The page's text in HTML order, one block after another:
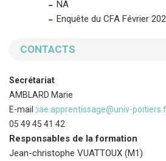
NA
Enquête du CFA Février
CONTACTS
Secrétariat
AMBLARD Marie
E-mail :iae.apprentissage@univ-
05 49 45 41 42
Responsables de la formation
Jean-christophe VUATTOUX (M1)